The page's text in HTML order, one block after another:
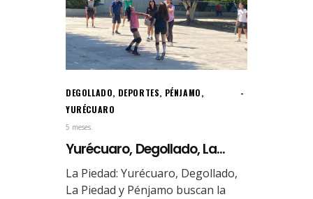
DEGOLLADO, DEPORTES, PÉNJAMO,
YURÉCUARO
5 meses.
Yurécuaro, Degollado, La...
La Piedad: Yurécuaro, Degollado,
La Piedad y Pénjamo buscan la